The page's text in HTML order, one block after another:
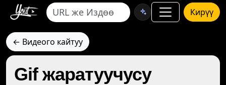
Кирүү
← Видеого кайтуу
Gif жаратуучусу